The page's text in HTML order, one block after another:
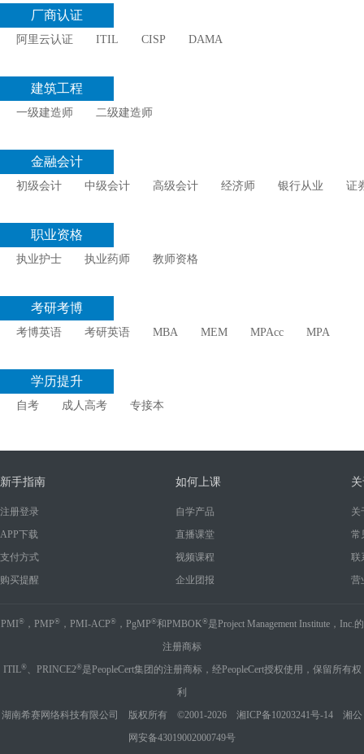
厂商认证
阿里云认证 ITIL CISP DAMA
建筑工程
一级建造师 二级建造师
金融会计
初级会计 中级会计 高级会计 经济师 银行从业 证
职业资格
执业护士 执业药师 教师资格
考研考博
考博英语 考研英语 MBA MEM MPAcc MPA
学历提升
自考 成人高考 专接本
新手指南
注册登录
APP下载
支付方式
购买提醒
如何上课
自学产品
直播课堂
视频课程
企业团报
关
常
联
营
PMI ®，PMP®，PMI-ACP®，PgMP®和PMBOK®是Project Management Institute，Inc.的
注册商标
ITIL®、PRINCE2®是PeopleCert集团的注册商标，经PeopleCert授权使用，保留所有权
利
湖南希赛网络科技有限公司 版权所有 ©2001-2026 湘ICP备10203241号-14
湘公
网安备43019002000749号